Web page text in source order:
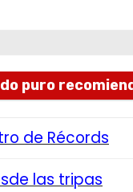
puro
de Récords
las tripas